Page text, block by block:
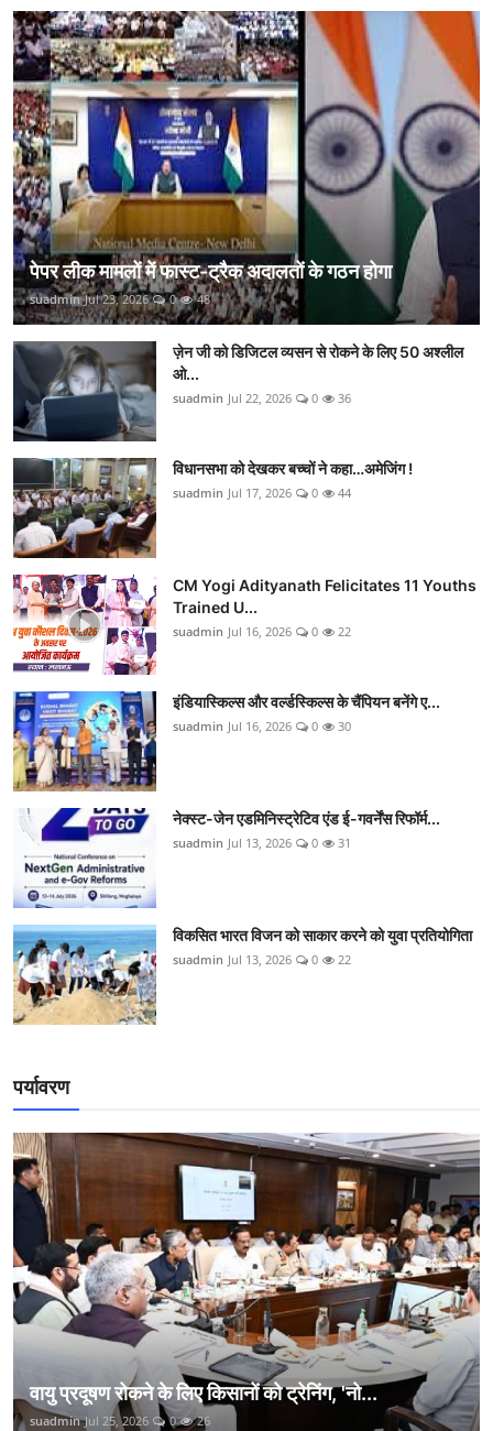
पेपर लीक मामलों में फास्ट-ट्रैक अदालतों के गठन होगा
suadmin Jul 23, 2026 0 48
ज़ेन जी को डिजिटल व्यसन से रोकने के लिए 50 अश्लील
ओ...
suadmin Jul 22, 2026 0 36
विधानसभा को देखकर बच्चों ने कहा…अमेजिंग !
suadmin Jul 17, 2026 0 44
CM Yogi Adityanath Felicitates 11 Youths
Trained U...
suadmin Jul 16, 2026 0 22
इंडियास्किल्स और वर्ल्डस्किल्स के चैंपियन बनेंगे ए...
suadmin Jul 16, 2026 0 30
नेक्स्ट-जेन एडमिनिस्ट्रेटिव एंड ई-गवर्नेंस रिफॉर्म...
suadmin Jul 13, 2026 0 31
विकसित भारत विजन को साकार करने को युवा प्रतियोगिता
suadmin Jul 13, 2026 0 22
पर्यावरण
वायु प्रदूषण रोकने के लिए किसानों को ट्रेनिंग, 'नो...
suadmin Jul 25, 2026 0 26